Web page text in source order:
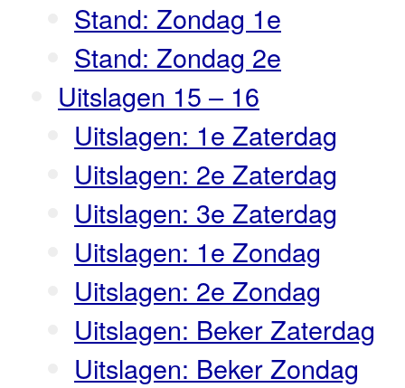
Stand: Zondag 1e
Stand: Zondag 2e
Uitslagen 15 – 16
Uitslagen: 1e Zaterdag
Uitslagen: 2e Zaterdag
Uitslagen: 3e Zaterdag
Uitslagen: 1e Zondag
Uitslagen: 2e Zondag
Uitslagen: Beker Zaterdag
Uitslagen: Beker Zondag